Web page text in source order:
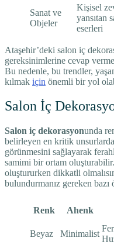
Sanat ve
Objeler
Kişisel
yansıtan
eserleri
Ataşehir’deki salon iç
gereksinimlerine cevap
Bu nedenle, bu trendler,
kılmak için önemli bir yol
Salon İç
Salon iç dekorasyonunda
belirleyen en kritik
görünmesini sağlayarak
samimi bir ortam
oluştururken dikkatli
bulundurmanız gereken
Renk Ahenk
Beyaz
Minimalist